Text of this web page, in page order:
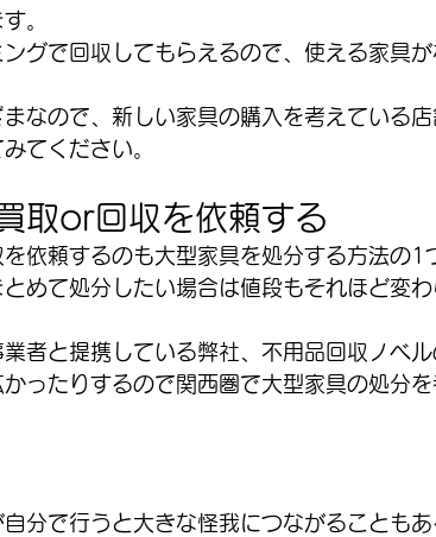
。
グで回収してもらえるので、使える家具
なので、新しい家具の購入を考えている
てください。
取or回収を依頼する
依頼するのも大型家具を処分する方法の1
めて処分したい場合は値段もそれほど変
者と提携している弊社、不用品回収ノベ
ったりするので関西圏で大型家具の処分
分で行うと大きな怪我につながることもあ